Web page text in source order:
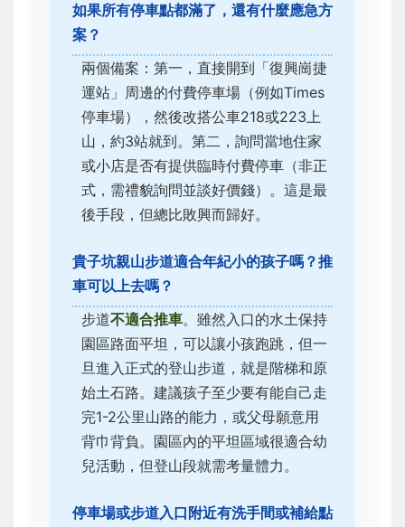
如果所有停車點都滿了，還有什麼應急方
案？
兩個備案：第一，直接開到「復興崗捷
運站」周邊的付費停車場（例如Times
停車場），然後改搭公車218或223上
山，約3站就到。第二，詢問當地住家
或小店是否有提供臨時付費停車（非正
式，需禮貌詢問並談好價錢）。這是最
後手段，但總比敗興而歸好。
貴子坑親山步道適合年紀小的孩子嗎？推
車可以上去嗎？
步道不適合推車。雖然入口的水土保持
園區路面平坦，可以讓小孩跑跳，但一
旦進入正式的登山步道，就是階梯和原
始土石路。建議孩子至少要有能自己走
完1-2公里山路的能力，或父母願意用
背巾背負。園區內的平坦區域很適合幼
兒活動，但登山段就需考量體力。
停車場或步道入口附近有洗手間或補給點